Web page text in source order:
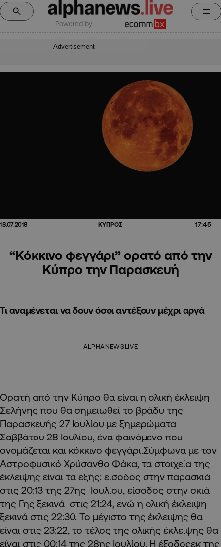
Powered by:
Advertisement
18.07.2018 ΚΥΠΡΟΣ 17:45
“Κόκκινο φεγγάρι” ορατό από την
Κύπρο την Παρασκευή
Τι αναμένεται να δουν όσοι αντέξουν μέχρι αργά
ALPHANEWSLIVE
Ορατή από την Κύπρο θα είναι η ολική έκλειψη
Σελήνης που θα σημειωθεί το βράδυ της
Παρασκευής 27 Ιουλίου με ξημερώματα
Σαββάτου 28 Ιουλίου, ένα φαινόμενο που
ονομάζεται και κόκκινο φεγγάρι.Σύμφωνα με τον
Αστροφυσικό Χρύσανθο Φάκα, τα στοιχεία της
έκλειψης είναι τα εξής: είσοδος στην παρασκιά
στις 20:13 της 27ης Ιουλίου, είσοδος στην σκιά
της Γης ξεκινά στις 21:24, ενώ η ολική έκλειψη
ξεκινά στις 22:30. Το μέγιστο της έκλειψης θα
είναι στις 23:22, το τέλος της ολικής έκλειψης θα
είναι στις 00:14 της 28ης Ιουλίου. Η έξοδοςεκ της